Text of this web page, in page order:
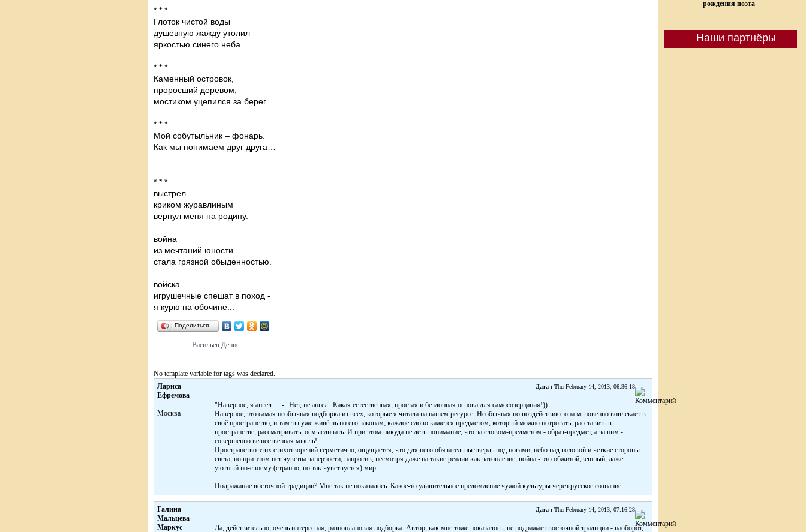
* * *
Глоток чистой воды
душевную жажду утолил
яркостью синего неба.
* * *
Каменный островок,
проросший деревом,
мостиком уцепился за берег.
* * *
Мой собутыльник – фонарь.
Как мы понимаем друг друга…
* * *
выстрел
криком журавлиным
вернул меня на родину.
война
из мечтаний юности
стала грязной обыденностью.
войска
игрушечные спешат в поход -
я курю на обочине...
Поделиться…
Васильев Денис
No template variable for tags was declared.
Лариса
Ефремова
Москва
Дата : Thu February 14, 2013, 06:36:18
"Наверное, я ангел..." - "Нет, не ангел" Какая естественная, простая и бездонная основа для самосозерцания!))
Наверное, это самая необычная подборка из всех, которые я читала на нашем ресурсе. Необычная по воздействию: она мгновенно вовлекает в
своё пространство, и там ты уже живёшь по его законам; каждое слово кажется предметом, который можно потрогать, расставить в
пространстве, рассматривать, осмысливать. И при этом никуда не деть понимание, что за словом-предметом - образ-предмет, а за ним -
совершенно вещественная мысль!
Пространство этих стихотворений герметично, ощущается, что для него обязательны твердь под ногами, небо над головой и четкие стороны
света, но при этом нет чувства запертости, напротив, несмотря даже на такие реалии как затопление, война - это обжитой,вещный, даже
уютный по-своему (странно, но так чувствуется) мир.
Подражание восточной традиции? Мне так не показалось. Какое-то удивительное преломление чужой культуры через русское сознание.
Галина
Мальцева-
Маркус
Дата : Thu February 14, 2013, 07:16:28
Да, действительно, очень интересная, разноплановая подборка. Автор, как мне тоже показалось, не подражает восточной традиции - наоборот,
рождения поэта
Наши партнёры